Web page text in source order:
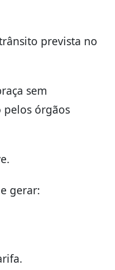
prevista no
sem
pelos órgãos
gerar: